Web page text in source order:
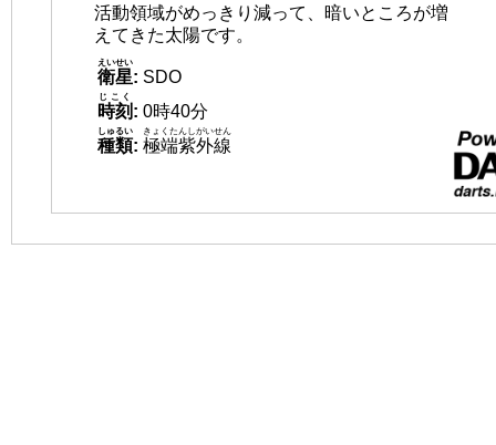
活動領域がめっきり減って、暗いところが増
えてきた太陽です。
衛星
えいせい
: SDO
時刻
じこく
: 0時40分
種類
しゅるい
: 極端紫外線
きょくたんしがいせん